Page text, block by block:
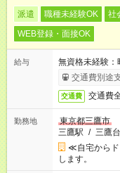
派遣 職種未経験OK 社
WEB登録・面接OK
給与
無資格未経験
交通費別途
交通費 交通費
勤務地
東京都三鷹市
三鷹駅 / 三鷹
≪自宅からド
します。